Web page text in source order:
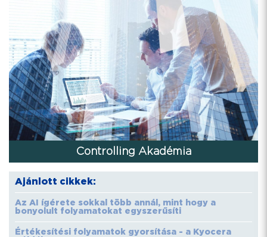
Controlling Akadémia
Ajánlott cikkek:
Az AI ígérete sokkal több annál, mint hogy a
bonyolult folyamatokat egyszerűsíti
Értékesítési folyamatok gyorsítása - a Kyocera